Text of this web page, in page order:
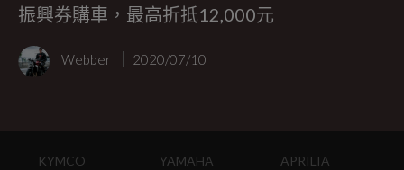
振興券購車，最高折抵12,000元
Webber 2020/07/10
KYMCO
YAMAHA
APRILIA